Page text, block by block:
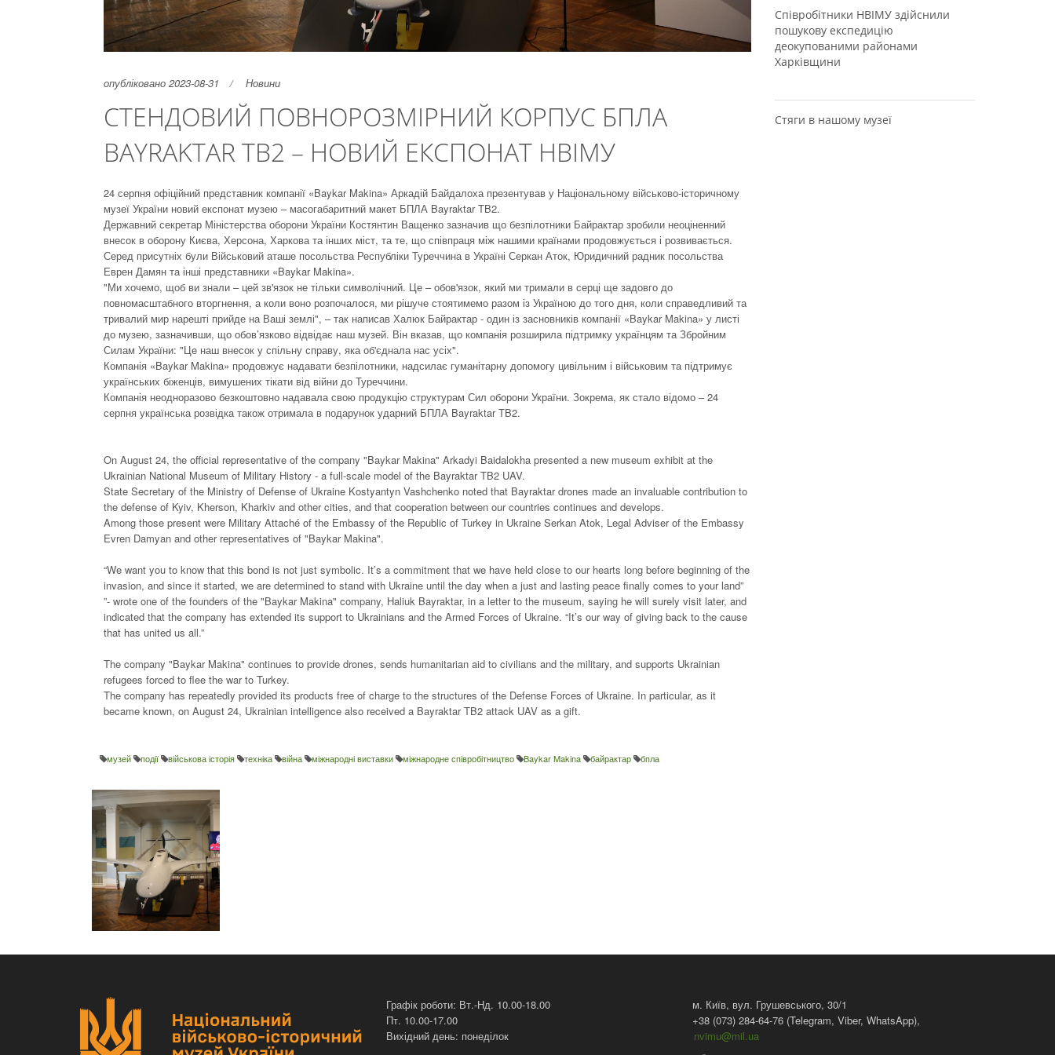
опубліковано 2023-08-31 Новини
СТЕНДОВИЙ ПОВНОРОЗМІРНИЙ КОРПУС БПЛА
BAYRAKTAR TB2 – НОВИЙ ЕКСПОНАТ НВІМУ
24 серпня офіційний представник компанії «Baykar Makina» Аркадій Байдалоха презентував у Національному військово-історичному
музеї України новий експонат музею – масогабаритний макет БПЛА Bayraktar TB2.
Державний секретар Міністерства оборони України Костянтин Ващенко зазначив що безпілотники Байрактар зробили неоціненний
внесок в оборону Києва, Херсона, Харкова та інших міст, та те, що співпраця між нашими країнами продовжується і розвивається.
Серед присутніх були Військовий аташе посольства Республіки Туреччина в Україні Серкан Аток, Юридичний радник посольства
Еврен Дамян та інші представники «Baykar Makina».
"Ми хочемо, щоб ви знали – цей зв'язок не тільки символічний. Це – обов'язок, який ми тримали в серці ще задовго до
повномасштабного вторгнення, а коли воно розпочалося, ми рішуче стоятимемо разом із Україною до того дня, коли справедливий та
тривалий мир нарешті прийде на Ваші землі", – так написав Халюк Байрактар - один із засновників компанії «Baykar Makina» у листі
до музею, зазначивши, що обов’язково відвідає наш музей. Він вказав, що компанія розширила підтримку українцям та Збройним
Силам України: "Це наш внесок у спільну справу, яка об'єднала нас усіх".
Компанія «Baykar Makina» продовжує надавати безпілотники, надсилає гуманітарну допомогу цивільним і військовим та підтримує
українських біженців, вимушених тікати від війни до Туреччини.
Компанія неодноразово безкоштовно надавала свою продукцію структурам Сил оборони України. Зокрема, як стало відомо – 24
серпня українська розвідка також отримала в подарунок ударний БПЛА Bayraktar TB2.
On August 24, the official representative of the company "Baykar Makina" Arkadyi Baidalokha presented a new museum exhibit at the
Ukrainian National Museum of Military History - a full-scale model of the Bayraktar TB2 UAV.
State Secretary of the Ministry of Defense of Ukraine Kostyantyn Vashchenko noted that Bayraktar drones made an invaluable contribution to
the defense of Kyiv, Kherson, Kharkiv and other cities, and that cooperation between our countries continues and develops.
Among those present were Military Attaché of the Embassy of the Republic of Turkey in Ukraine Serkan Atok, Legal Adviser of the Embassy
Evren Damyan and other representatives of "Baykar Makina".
“We want you to know that this bond is not just symbolic. It’s a commitment that we have held close to our hearts long before beginning of the
invasion, and since it started, we are determined to stand with Ukraine until the day when a just and lasting peace finally comes to your land”
”- wrote one of the founders of the "Baykar Makina" company, Haliuk Bayraktar, in a letter to the museum, saying he will surely visit later, and
indicated that the company has extended its support to Ukrainians and the Armed Forces of Ukraine. “It’s our way of giving back to the cause
that has united us all.”
The company "Baykar Makina" continues to provide drones, sends humanitarian aid to civilians and the military, and supports Ukrainian
refugees forced to flee the war to Turkey.
The company has repeatedly provided its products free of charge to the structures of the Defense Forces of Ukraine. In particular, as it
became known, on August 24, Ukrainian intelligence also received a Bayraktar TB2 attack UAV as a gift.
музей події військова історія техніка війна міжнародні виставки міжнародне співробітництво Baykar Makina байрактар бпла
Співробітники НВІМУ здійснили
пошукову експедицію
деокупованими районами
Харківщини
Стяги в нашому музеї
Графік роботи: Вт.-Нд. 10.00-18.00
Пт. 10.00-17.00
Вихідний день: понеділок
м. Київ, вул. Грушевського, 30/1
+38 (073) 284-64-76 (Telegram, Viber, WhatsApp),
nvimu@mil.ua